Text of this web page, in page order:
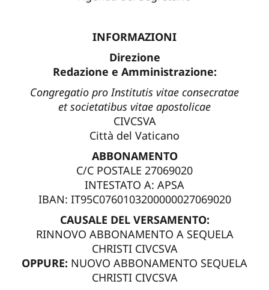
INFORMAZIONI
Direzione
Redazione e Amministrazione:
Congregatio pro Institutis vitae consecratae
et societatibus vitae apostolicae
CIVCSVA
Città del Vaticano
ABBONAMENTO
C/C POSTALE 27069020
INTESTATO A: APSA
IBAN: IT95C0760103200000027069020
CAUSALE DEL VERSAMENTO:
RINNOVO ABBONAMENTO A SEQUELA
CHRISTI CIVCSVA
OPPURE: NUOVO ABBONAMENTO SEQUELA
CHRISTI CIVCSVA